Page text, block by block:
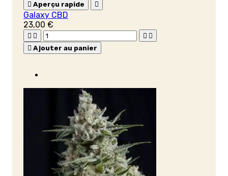
 Aperçu rapide 
Galaxy CBD
23,00 €
   
 Ajouter au panier